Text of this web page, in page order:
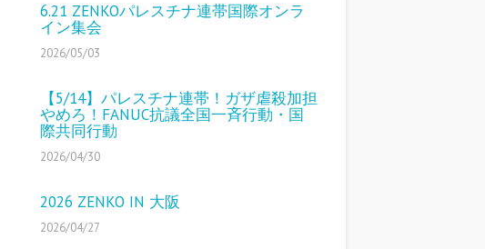
6.21 ZENKOパレスチナ連帯国際オンラ
イン集会
2026/05/03
【5/14】パレスチナ連帯！ガザ虐殺加担
やめろ！FANUC抗議全国一斉行動・国
際共同行動
2026/04/30
2026 ZENKO IN 大阪
2026/04/27